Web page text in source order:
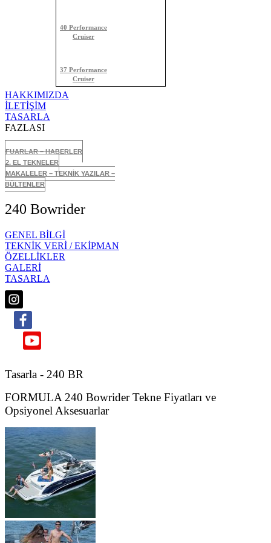
40 Performance
Cruiser
37 Performance
Cruiser
HAKKIMIZDA
İLETİŞİM
TASARLA
FAZLASI
FUARLAR – HABERLER
2. EL TEKNELER
MAKALELER – TEKNİK YAZILAR –
BÜLTENLER
240 Bowrider
GENEL BİLGİ
TEKNİK VERİ / EKİPMAN
ÖZELLİKLER
GALERİ
TASARLA
Tasarla - 240 BR
FORMULA 240 Bowrider Tekne Fiyatları ve
Opsiyonel Aksesuarlar